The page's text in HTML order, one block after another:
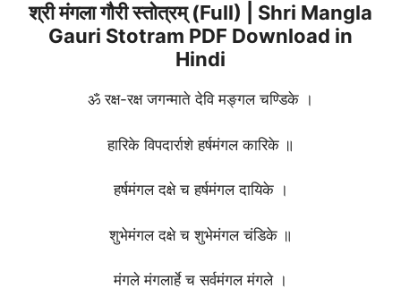
श्री मंगला गौरी स्तोत्रम् (Full) | Shri Mangla
Gauri Stotram PDF Download in
Hindi
ॐ रक्ष-रक्ष जगन्माते देवि मङ्गल चण्डिके ।
हारिके विपदार्राशे हर्षमंगल कारिके ॥
हर्षमंगल दक्षे च हर्षमंगल दायिके ।
शुभेमंगल दक्षे च शुभेमंगल चंडिके ॥
मंगले मंगलार्हे च सर्वमंगल मंगले ।